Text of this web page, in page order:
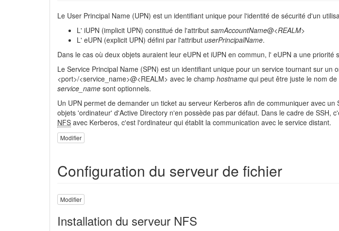
Le User Principal Name (UPN) est un identifiant unique pour l'identité de sécurité d'un
L' iUPN (implicit UPN) constitué de l'attribut samAccountName@<REALM>
L' eUPN (explicit UPN) défini par l'attribut userPrincipalName.
Dans le cas où deux objets auraient leur eUPN et iUPN en commun, l' eUPN a une priorité
Le Service Principal Name (SPN) est un identifiant unique pour un service tournant sur un
<port>/<service_name>@<REALM> avec le champ hostname qui peut être juste le nom
service_name sont optionnels.
Un UPN permet de demander un ticket au serveur Kerberos afin de communiquer avec
objets 'ordinateur' d'Active Directory n'en possède pas par défaut. Dans le cadre de
NFS avec Kerberos, c'est l'ordinateur qui établit la communication avec le service distant.
Modifier
Configuration du serveur de fichier
Modifier
Installation du serveur NFS